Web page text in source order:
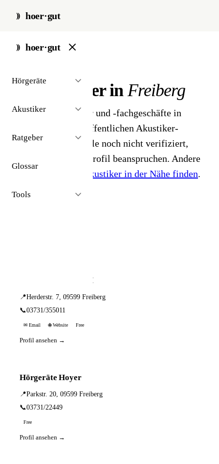
hoer·gut
hoer·gut
Hörgeräte
Akustiker
Ratgeber
Glossar
Tools
start / akustiker / freiberg
Hörakustiker inFreiberg
2 Hörgeräteakustiker und -fachgeschäfte in
Freiberg. Aus dem öffentlichen Akustiker-
Bestand 2026 - Profile noch nicht verifiziert,
Inhaber können ihr Profil beanspruchen. Andere
Hörakustiker in der Nähe finden.
CITY-OPTIK GmbH
📍Herderstr. 7, 09599 Freiberg
📞03731/355011
✉ Email 🌐 Website Free
Profil ansehen →
Hörgeräte Hoyer
📍Parkstr. 20, 09599 Freiberg
📞03731/22449
Free
Profil ansehen →